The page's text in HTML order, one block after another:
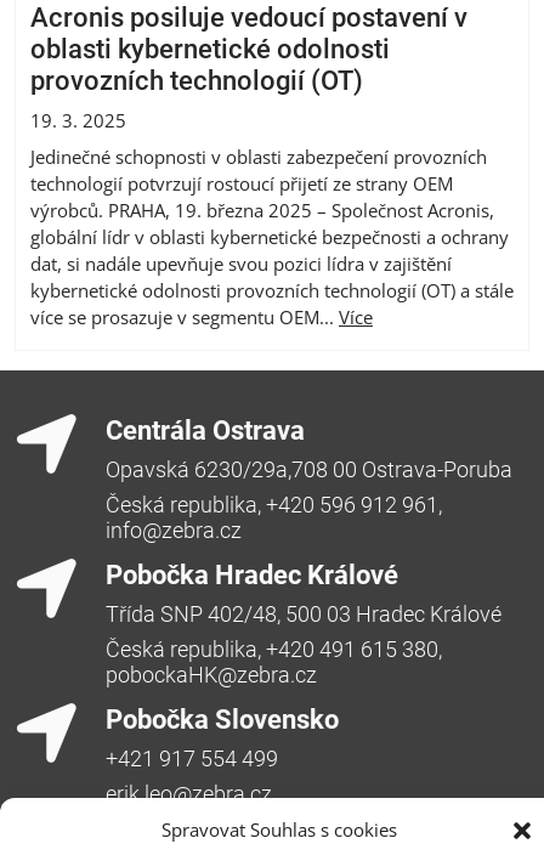
Spravovat Souhlas s cookies
Acronis posiluje vedoucí postavení v
oblasti kybernetické odolnosti
provozních technologií (OT)
19. 3. 2025
Jedinečné schopnosti v oblasti zabezpečení provozních
technologií potvrzují rostoucí přijetí ze strany OEM
výrobců. PRAHA, 19. března 2025 – Společnost Acronis,
globální lídr v oblasti kybernetické bezpečnosti a ochrany
dat, si nadále upevňuje svou pozici lídra v zajištění
kybernetické odolnosti provozních technologií (OT) a stále
více se prosazuje v segmentu OEM... Více
Centrála Ostrava
Opavská 6230/29a,708 00 Ostrava-Poruba
Česká republika, +420 596 912 961,
info@zebra.cz
Pobočka Hradec Králové
Třída SNP 402/48, 500 03 Hradec Králové
Česká republika, +420 491 615 380,
pobockaHK@zebra.cz
Pobočka Slovensko
+421 917 554 499
erik.leo@zebra.cz
Pobočka Adriatic